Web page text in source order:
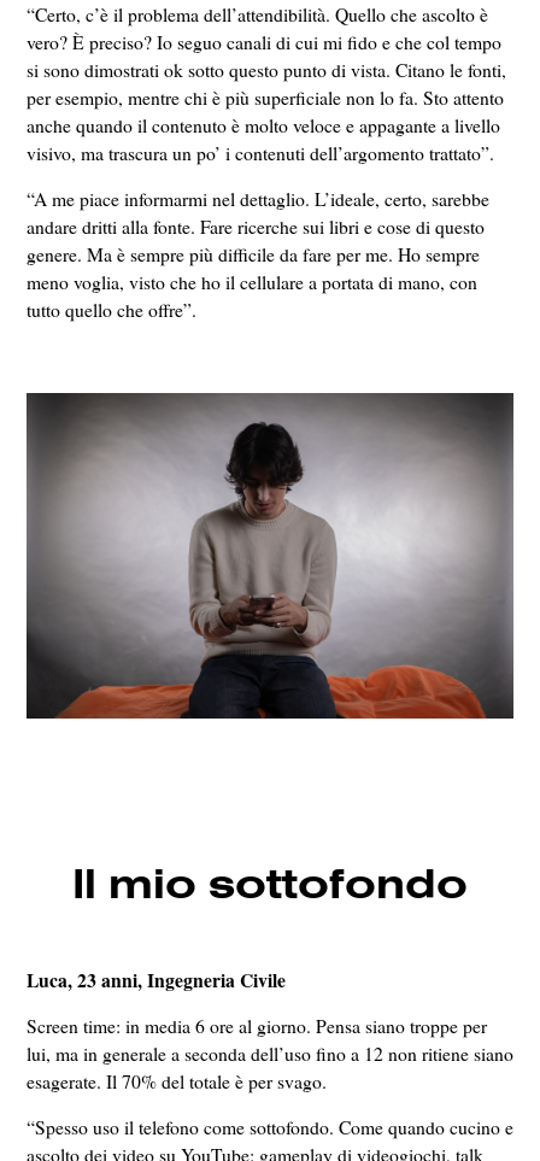
“Certo, c’è il problema dell’attendibilità. Quello che ascolto è
vero? È preciso? Io seguo canali di cui mi fido e che col tempo
si sono dimostrati ok sotto questo punto di vista. Citano le fonti,
per esempio, mentre chi è più superficiale non lo fa. Sto attento
anche quando il contenuto è molto veloce e appagante a livello
visivo, ma trascura un po’ i contenuti dell’argomento trattato”.
“A me piace informarmi nel dettaglio. L’ideale, certo, sarebbe
andare dritti alla fonte. Fare ricerche sui libri e cose di questo
genere. Ma è sempre più difficile da fare per me. Ho sempre
meno voglia, visto che ho il cellulare a portata di mano, con
tutto quello che offre”.
Il mio sottofondo
Luca, 23 anni, Ingegneria Civile
Screen time: in media 6 ore al giorno. Pensa siano troppe per
lui, ma in generale a seconda dell’uso fino a 12 non ritiene siano
esagerate. Il 70% del totale è per svago.
“Spesso uso il telefono come sottofondo. Come quando cucino e
ascolto dei video su YouTube: gameplay di videogiochi, talk